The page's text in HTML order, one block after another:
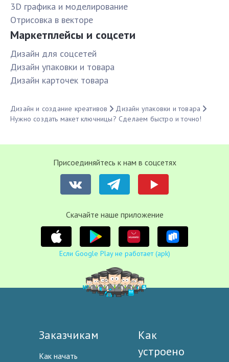
3D графика и моделирование
Отрисовка в векторе
Маркетплейсы и соцсети
Дизайн для соцсетей
Дизайн упаковки и товара
Дизайн карточек товара
Дизайн и создание креативов
Дизайн упаковки и товара
Нужно создать макет ключницы? Сделаем быстро и точно!
Присоединяйтесь к нам в соцсетях
Cкачайте наше приложение
Если Google Play не работает (apk)
Заказчикам
Как начать
Как
устроено